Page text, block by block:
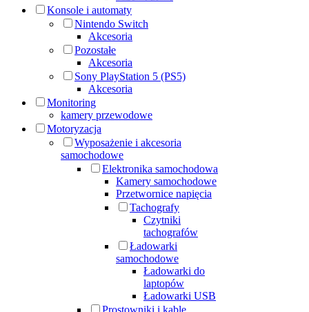
Konsole i automaty
Nintendo Switch
Akcesoria
Pozostałe
Akcesoria
Sony PlayStation 5 (PS5)
Akcesoria
Monitoring
kamery przewodowe
Motoryzacja
Wyposażenie i akcesoria
samochodowe
Elektronika samochodowa
Kamery samochodowe
Przetwornice napięcia
Tachografy
Czytniki
tachografów
Ładowarki
samochodowe
Ładowarki do
laptopów
Ładowarki USB
Prostowniki i kable